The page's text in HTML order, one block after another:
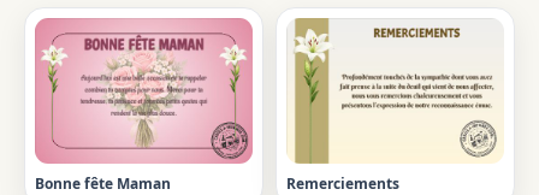
Bonne fête Maman Remerciements